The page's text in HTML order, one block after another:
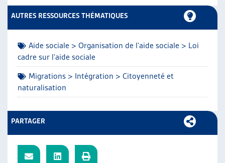
GUIDE SOCIAL ROMAND
L’ASSOCIATION
PROJETS ET ACTIVITÉS
JOURNÉES D’AUTOMNE
AUTRES RESSOURCES THÉMATIQUES
Aide sociale > Organisation de l'aide sociale > Loi
cadre sur l'aide sociale
Migrations > Intégration > Citoyenneté et
naturalisation
PARTAGER